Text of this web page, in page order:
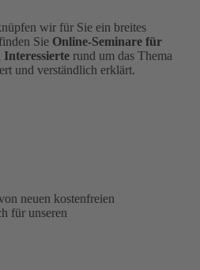
wir für Sie ein breites
Sie Online-Seminare für
rund um das Thema
und verständlich erklärt.
neuen kostenfreien
für unseren